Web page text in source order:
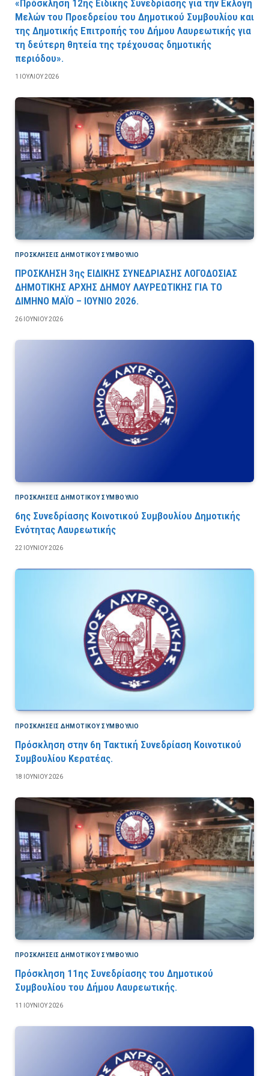
«Πρόσκληση 12ης Ειδικής Συνεδρίασης για την Εκλογή
Μελών του Προεδρείου του Δημοτικού Συμβουλίου και
της Δημοτικής Επιτροπής του Δήμου Λαυρεωτικής για
τη δεύτερη θητεία της τρέχουσας δημοτικής
περιόδου».
1 ΙΟΥΛΊΟΥ 2026
ΠΡΟΣΚΛΉΣΕΙΣ ΔΗΜΟΤΙΚΟΎ ΣΥΜΒΟΎΛΙΟ
ΠΡΟΣΚΛΗΣΗ 3ης ΕΙΔΙΚΗΣ ΣΥΝΕΔΡΙΑΣΗΣ ΛΟΓΟΔΟΣΙΑΣ
ΔΗΜΟΤΙΚΗΣ ΑΡΧΗΣ ΔΗΜΟΥ ΛΑΥΡΕΩΤΙΚΗΣ ΓΙΑ ΤΟ
ΔΙΜΗΝΟ ΜΑΪΟ – ΙΟΥΝΙΟ 2026.
26 ΙΟΥΝΊΟΥ 2026
ΠΡΟΣΚΛΉΣΕΙΣ ΔΗΜΟΤΙΚΟΎ ΣΥΜΒΟΎΛΙΟ
6ης Συνεδρίασης Κοινοτικού Συμβουλίου Δημοτικής
Ενότητας Λαυρεωτικής
22 ΙΟΥΝΊΟΥ 2026
ΠΡΟΣΚΛΉΣΕΙΣ ΔΗΜΟΤΙΚΟΎ ΣΥΜΒΟΎΛΙΟ
Πρόσκληση στην 6η Τακτική Συνεδρίαση Κοινοτικού
Συμβουλίου Κερατέας.
18 ΙΟΥΝΊΟΥ 2026
ΠΡΟΣΚΛΉΣΕΙΣ ΔΗΜΟΤΙΚΟΎ ΣΥΜΒΟΎΛΙΟ
Πρόσκληση 11ης Συνεδρίασης του Δημοτικού
Συμβουλίου του Δήμου Λαυρεωτικής.
11 ΙΟΥΝΊΟΥ 2026